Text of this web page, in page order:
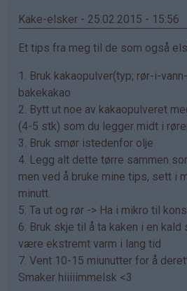
bekreftet)
Kake-elsker - 25.02.2015 - 15:56
Et tips fra meg til de som også
1. Bruk kakaopulver(typ; rør-i-
bakekakao
2. Bytt ut noe av kakaopulveret
(4-5 stk) som du legger midt i
3. Bruk smør istedenfor olje
4. Legg alt dette tørre sammen
men ved å bruke mine tips, sett i
minutt.
5. Ta ut og rør -> Ha i mikro til
6. Bruk skje til å ta kaken i en
være ekstremt varm i lang tid
7. Vent 10-15 miunutter for å
Smaker hiiiiimmelsk <3